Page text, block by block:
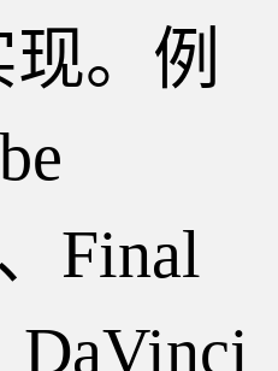
。例
Final
DaVinci